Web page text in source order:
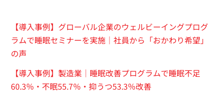
【導入事例】グローバル企業のウェルビーイングプログ
ラムで睡眠セミナーを実施｜社員から「おかわり希望」
の声
【導入事例】製造業｜睡眠改善プログラムで睡眠不足
60.3％・不眠55.7％・抑うつ53.3％改善